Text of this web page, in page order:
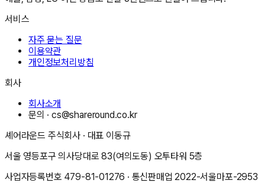
서비스
자주 묻는 질문
이용약관
개인정보처리방침
회사
회사소개
문의 ·cs@shareround.co.kr
셰어라운드 주식회사 · 대표 이동규
서울 영등포구 의사당대로 83(여의도동) 오투타워 5층
사업자등록번호 479-81-01276 · 통신판매업2022-서울마포-2953